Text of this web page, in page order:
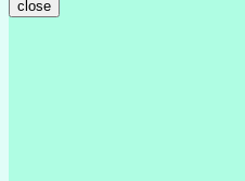
close